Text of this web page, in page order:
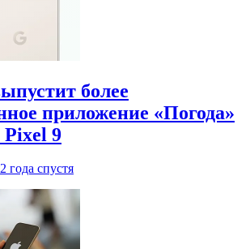
более
приложение «Погода»
Pixel 9
2 года спустя